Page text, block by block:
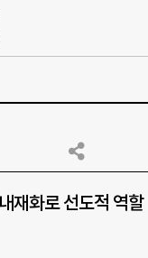
재화로 선도적 역할